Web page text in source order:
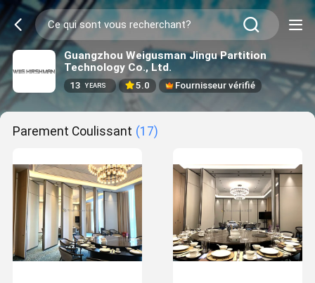
Guangzhou Weigusman Jingu Partition
Technology Co., Ltd.
13 YEARS 5.0 Fournisseur vérifié
Parement Coulissant (17)